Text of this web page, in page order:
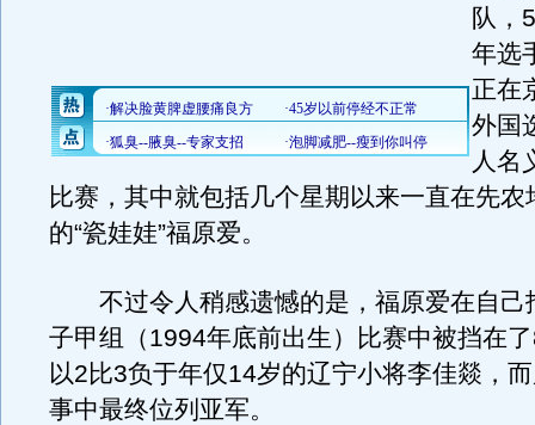
队，
年选
正在
外国
人名
比赛，其中就包括几个星期以来一直在先农
的“瓷娃娃”福原爱。
不过令人稍感遗憾的是，福原爱在自己
子甲组（1994年底前出生）比赛中被挡在
以2比3负于年仅14岁的辽宁小将李佳燚，
事中最终位列亚军。